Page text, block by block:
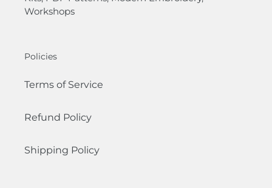
Workshops
Policies
Terms of Service
Refund Policy
Shipping Policy